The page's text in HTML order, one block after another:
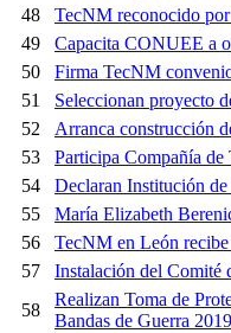
48
TecNM reconocido
49
Capacita CONUEE a
50
Firma TecNM
51
Seleccionan proyecto
52
Arranca construcción
53
Participa Compañía
54
Declaran Institución
55
María Elizabeth
56
TecNM en León
57
Instalación del Comité
58
Realizan Toma de
Bandas de Guerra 2019